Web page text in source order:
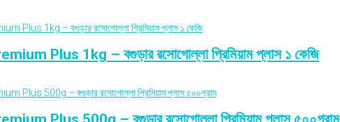
Plus 1kg – বগুড়ার রসোগোল্লা প্রিমিয়াম প্লাস ১ কেজি